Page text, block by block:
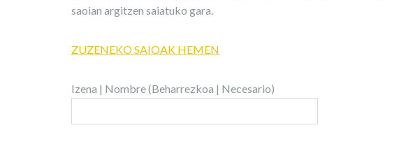
saoian argitzen saiatuko gara.
ZUZENEKO SAIOAK HEMEN
Izena | Nombre (Beharrezkoa | Necesario)